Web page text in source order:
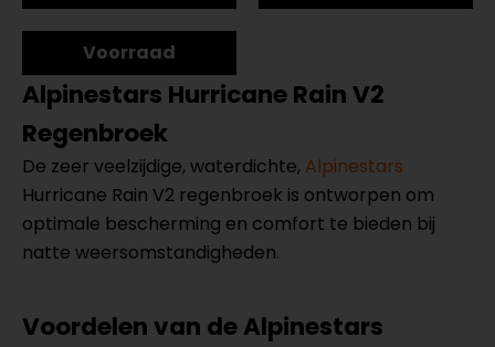
Voorraad
Alpinestars Hurricane Rain V2
Regenbroek
De zeer veelzijdige, waterdichte, Alpinestars
Hurricane Rain V2 regenbroek is ontworpen om
optimale bescherming en comfort te bieden bij
natte weersomstandigheden.
Voordelen van de Alpinestars